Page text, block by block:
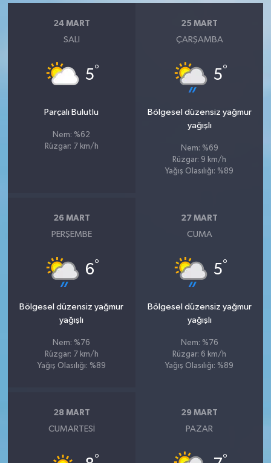
24 MART
SALI
5°
Parçalı Bulutlu
Nem: %62
Rüzgar: 7 km/h
25 MART
ÇARŞAMBA
5°
Bölgesel düzensiz yağmur
yağışlı
Nem: %69
Rüzgar: 9 km/h
Yağış Olasılığı: %89
26 MART
PERŞEMBE
6°
Bölgesel düzensiz yağmur
yağışlı
Nem: %76
Rüzgar: 7 km/h
Yağış Olasılığı: %89
27 MART
CUMA
5°
Bölgesel düzensiz yağmur
yağışlı
Nem: %76
Rüzgar: 6 km/h
Yağış Olasılığı: %89
28 MART
CUMARTESI
°
29 MART
PAZAR
°